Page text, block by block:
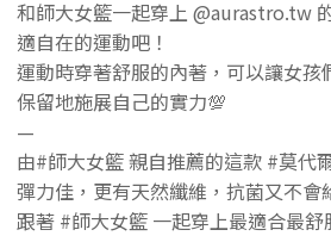
和師大女籃一起穿上 @aurastro.tw
適自在的運動吧！
運動時穿著舒服的內著，可以讓女孩
保留地施展自己的實力💯
—
由#師大女籃 親自推薦的這款 #莫代
彈力佳，更有天然纖維，抗菌又不會
跟著 #師大女籃 一起穿上最適合最舒